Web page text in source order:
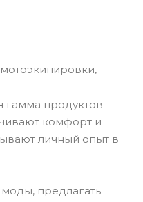
гамма продуктов
комфорт и
личный опыт в
предлагать